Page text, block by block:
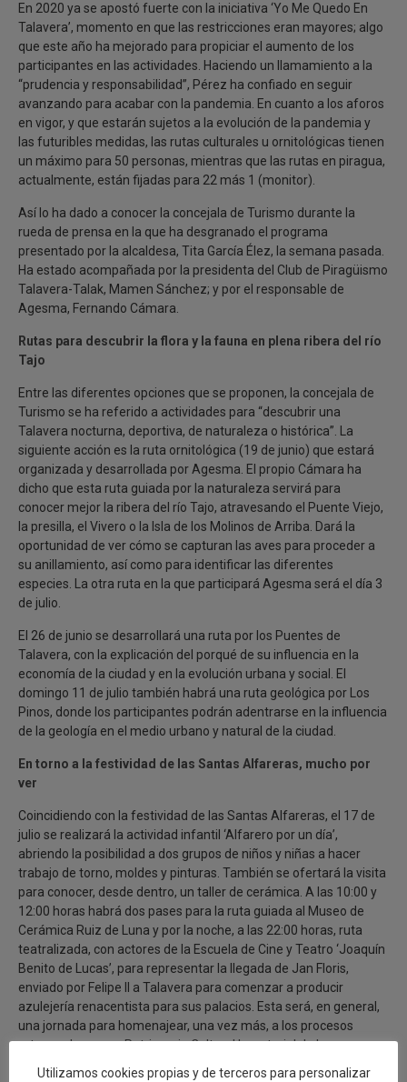
En 2020 ya se apostó fuerte con la iniciativa ‘Yo Me Quedo En
Talavera’, momento en que las restricciones eran mayores; algo
que este año ha mejorado para propiciar el aumento de los
participantes en las actividades. Haciendo un llamamiento a la
“prudencia y responsabilidad”, Pérez ha confiado en seguir
avanzando para acabar con la pandemia. En cuanto a los aforos
en vigor, y que estarán sujetos a la evolución de la pandemia y
las futuribles medidas, las rutas culturales u ornitológicas tienen
un máximo para 50 personas, mientras que las rutas en piragua,
actualmente, están fijadas para 22 más 1 (monitor).
Así lo ha dado a conocer la concejala de Turismo durante la
rueda de prensa en la que ha desgranado el programa
presentado por la alcaldesa, Tita García Élez, la semana pasada.
Ha estado acompañada por la presidenta del Club de Piragüismo
Talavera-Talak, Mamen Sánchez; y por el responsable de
Agesma, Fernando Cámara.
Rutas para descubrir la flora y la fauna en plena ribera del río
Tajo
Entre las diferentes opciones que se proponen, la concejala de
Turismo se ha referido a actividades para “descubrir una
Talavera nocturna, deportiva, de naturaleza o histórica”. La
siguiente acción es la ruta ornitológica (19 de junio) que estará
organizada y desarrollada por Agesma. El propio Cámara ha
dicho que esta ruta guiada por la naturaleza servirá para
conocer mejor la ribera del río Tajo, atravesando el Puente Viejo,
la presilla, el Vivero o la Isla de los Molinos de Arriba. Dará la
oportunidad de ver cómo se capturan las aves para proceder a
su anillamiento, así como para identificar las diferentes
especies. La otra ruta en la que participará Agesma será el día 3
de julio.
El 26 de junio se desarrollará una ruta por los Puentes de
Talavera, con la explicación del porqué de su influencia en la
economía de la ciudad y en la evolución urbana y social. El
domingo 11 de julio también habrá una ruta geológica por Los
Pinos, donde los participantes podrán adentrarse en la influencia
de la geología en el medio urbano y natural de la ciudad.
En torno a la festividad de las Santas Alfareras, mucho por
ver
Coincidiendo con la festividad de las Santas Alfareras, el 17 de
julio se realizará la actividad infantil ‘Alfarero por un día’,
abriendo la posibilidad a dos grupos de niños y niñas a hacer
trabajo de torno, moldes y pinturas. También se ofertará la visita
para conocer, desde dentro, un taller de cerámica. A las 10:00 y
12:00 horas habrá dos pases para la ruta guiada al Museo de
Cerámica Ruiz de Luna y por la noche, a las 22:00 horas, ruta
teatralizada, con actores de la Escuela de Cine y Teatro ‘Joaquín
Benito de Lucas’, para representar la llegada de Jan Floris,
enviado por Felipe II a Talavera para comenzar a producir
azulejería renacentista para sus palacios. Esta será, en general,
una jornada para homenajear, una vez más, a los procesos
artesanales como Patrimonio Cultural Inmaterial de la
Utilizamos cookies propias y de terceros para personalizar